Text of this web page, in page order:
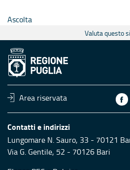
Ascolta
Valuta questo
Area riservata
Contatti e indirizzi
Lungomare N. Sauro, 33 - 70121
Via G. Gentile, 52 - 70126 Bari